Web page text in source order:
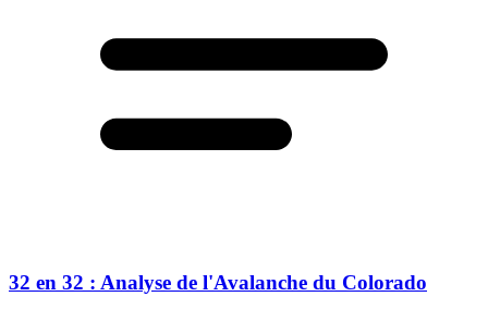
32 en 32 : Analyse de l'Avalanche du Colorado